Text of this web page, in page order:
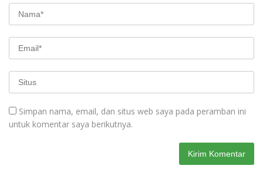
Simpan nama, email, dan situs web saya pada peramban ini
untuk komentar saya berikutnya.